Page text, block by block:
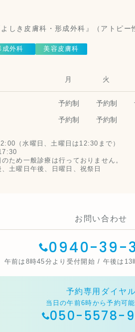
成外科 美容皮膚科
月 火
予約制 予約制
予約制 予約制
（水曜日、土曜日は12:30まで）
ため一般診療は行っておりません。
土曜日午後、日曜日、祝祭日
お問い合わせ
0940-39-
午前は8時45分より受付開始 / 午後は13
予約専用ダイヤル
当日の午前6時から予約可能
050-5578-